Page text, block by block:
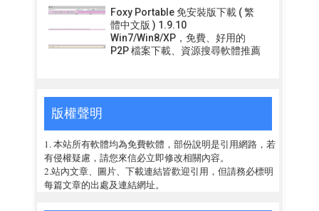
Foxy Portable 免安裝版下載 ( 繁
體中文版 ) 1.9.10
Win7/Win8/XP，免費、好用的
P2P 檔案下載、資源搜尋軟體推薦
版權聲明
1. 本站所有軟體均為免費軟體，部份說明是引用網路，若
有侵權疑慮，請您來信必立即修改相關內容。
2.站內文章、圖片、下載連結皆歡迎引用，但請務必標明
每篇文章的出處及連結網址。